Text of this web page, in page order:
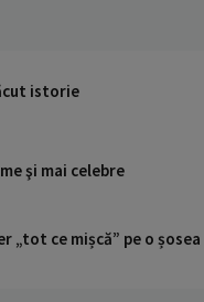
istorie
şi mai celebre
„tot ce mișcă” pe o